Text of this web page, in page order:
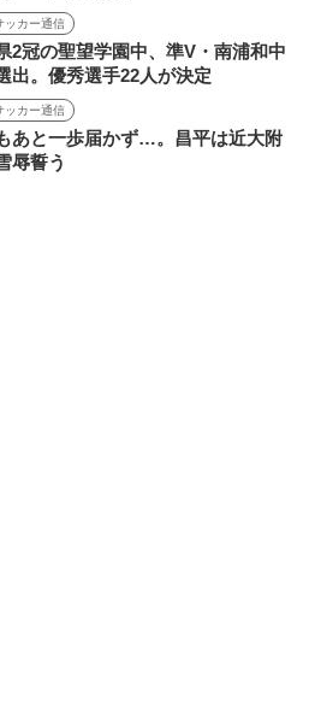
ッカー通信
2冠の聖望学園中、準V・南浦和中
出。優秀選手22人が決定
ッカー通信
あと一歩届かず…。昌平は近大附
辱誓う